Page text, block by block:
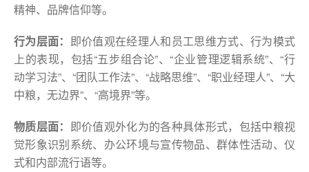
精神、品牌信仰等。
行为层面： 即价值观在经理人和员工思维方式、行为模式
上的表现，包括“五步组合论”、“企业管理逻辑系统”、“行
动学习法”、“团队工作法”、“战略思维”、“职业经理人”、“大
中粮，无边界”、“高境界”等。
物质层面： 即价值观外化为的各种具体形式，包括中粮视
觉形象识别系统、办公环境与宣传物品、群体性活动、仪
式和内部流行语等。